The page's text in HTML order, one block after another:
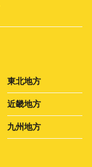
東北地方
近畿地方
九州地方